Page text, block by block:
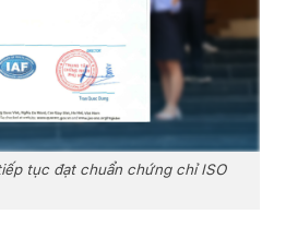
tục đạt chuẩn chứng chỉ ISO